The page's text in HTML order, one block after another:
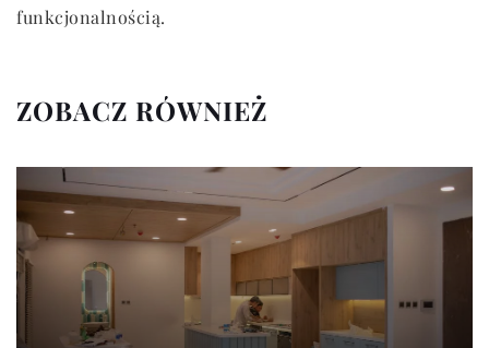
funkcjonalnością.
ZOBACZ RÓWNIEŻ